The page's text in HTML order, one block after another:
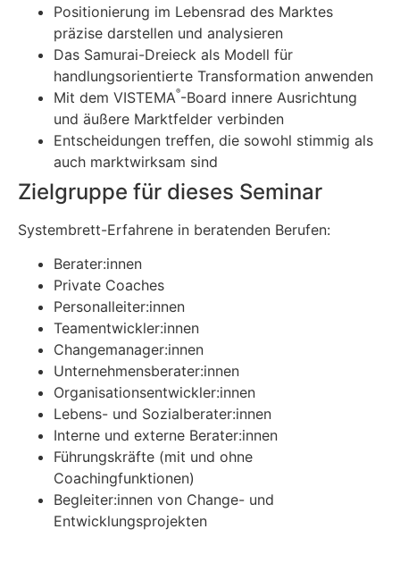
Positionierung im Lebensrad des Marktes
präzise darstellen und analysieren
Das Samurai-Dreieck als Modell für
handlungsorientierte Transformation anwenden
Mit dem VISTEMA®-Board innere Ausrichtung
und äußere Marktfelder verbinden
Entscheidungen treffen, die sowohl stimmig als
auch marktwirksam sind
Zielgruppe für dieses Seminar
Systembrett-Erfahrene in beratenden Berufen:
Berater:innen
Private Coaches
Personalleiter:innen
Teamentwickler:innen
Changemanager:innen
Unternehmensberater:innen
Organisationsentwickler:innen
Lebens- und Sozialberater:innen
Interne und externe Berater:innen
Führungskräfte (mit und ohne
Coachingfunktionen)
Begleiter:innen von Change- und
Entwicklungsprojekten